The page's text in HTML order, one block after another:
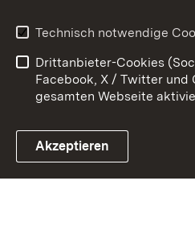
Link zum Landesportal
Datenschutz
Impressum
Technisch notwendige
Drittanbieter-Cookies
Facebook, X / Twitter und
gesamten Webseite
Akzeptieren